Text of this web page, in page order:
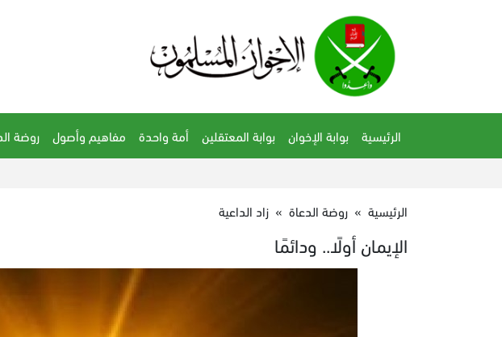
الرئيسية بوابة الإخوان بوابة المعتقلين أمة واحدة مفاهيم وأصول روضة
الرئيسية » روضة الدعاة » زاد الداعية
الإيمان أولًا.. ودائمًا